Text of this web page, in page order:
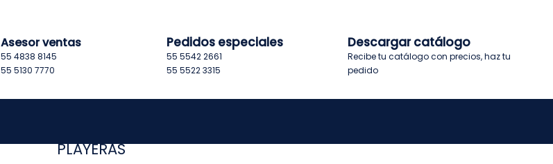
Asesor ventas
55 4838 8145
55 5130 7770
Pedidos especiales
55 5542 2661
55 5522 3315
Descargar catálogo
Recibe tu catálogo con precios, haz tu
pedido
PLAYERAS